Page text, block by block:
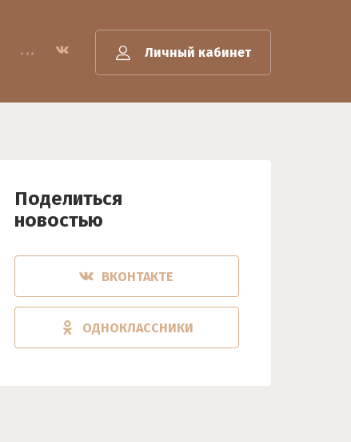
... Личный кабинет
Поделиться
новостью
ВКОНТАКТЕ
ОДНОКЛАССНИКИ